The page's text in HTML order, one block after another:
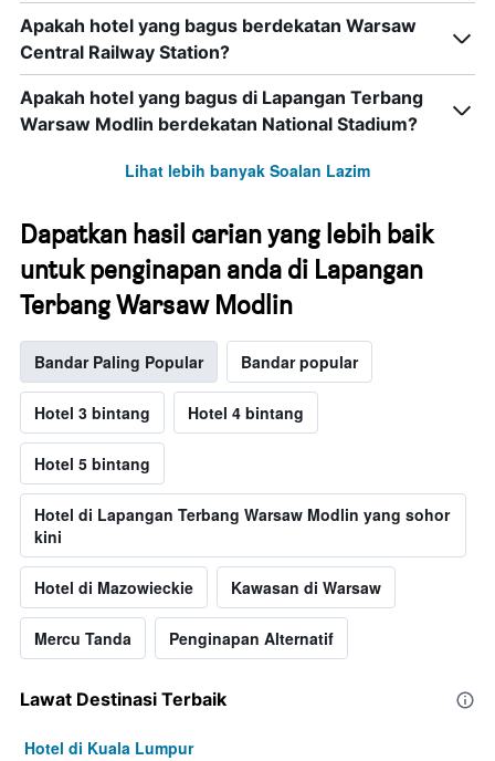
Apakah hotel yang bagus berdekatan Warsaw
Central Railway Station?
Apakah hotel yang bagus di Lapangan Terbang
Warsaw Modlin berdekatan National Stadium?
Lihat lebih banyak Soalan Lazim
Dapatkan hasil carian yang lebih baik
untuk penginapan anda di Lapangan
Terbang Warsaw Modlin
Bandar Paling Popular Bandar popular
Hotel 3 bintang Hotel 4 bintang
Hotel 5 bintang
Hotel di Lapangan Terbang Warsaw Modlin yang sohor
kini
Hotel di Mazowieckie Kawasan di Warsaw
Mercu Tanda Penginapan Alternatif
Lawat Destinasi Terbaik
Hotel di Kuala Lumpur